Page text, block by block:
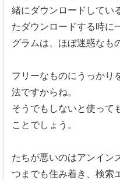
緒にダウンロードしてい
たダウンロードする時に
グラムは、ほぼ迷惑なも
フリーなものにうっかり
法ですからね。
そうでもしないと使って
ことでしょう。
たちが悪いのはアンイン
つまでも住み着き、検索